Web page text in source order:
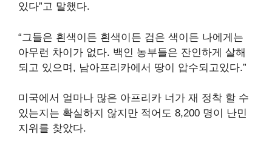
있다”고 말했다.
“그들은 흰색이든 흰색이든 검은 색이든 나에게는
아무런 차이가 없다. 백인 농부들은 잔인하게 살해
되고 있으며, 남아프리카에서 땅이 압수되고있다.”
미국에서 얼마나 많은 아프리카 너가 재 정착 할 수
있는지는 확실하지 않지만 적어도 8,200 명이 난민
지위를 찾았다.